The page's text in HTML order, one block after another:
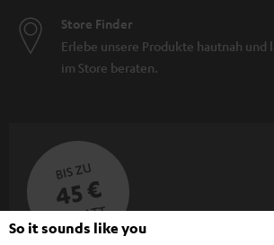
Store Finder
Erlebe unsere Produkte hautnah und
im Store beraten.
BIS ZU
45 €
RABATT
So it sounds like you